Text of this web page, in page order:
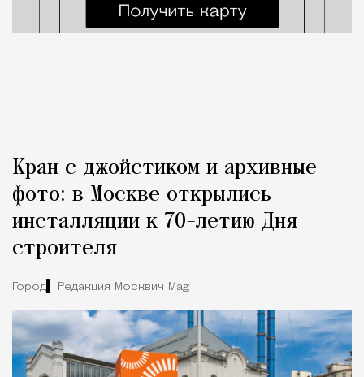
Кран с джойстиком и архивные
фото: в Москве открылись
инсталляции к 70-летию Дня
строителя
Город Редакция Москвич Mag